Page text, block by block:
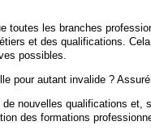
toutes les branches
et des qualifications.
possibles.
pour autant invalide ?
nouvelles qualifications et,
des formations